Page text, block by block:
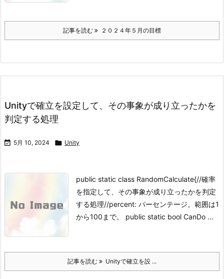
記事を読む ２０２４年５月の目標
Unityで確立を設定して、その事象が成り立ったかを
判定する処理
 5月 10, 2024  Unity
public static class RandomCalculate{//確率
を指定して、その事象が成り立ったかを判定
する処理//percent: パーセンテージ。範囲は1
から100まで。 public static bool CanDo ...
記事を読む Unityで確立を設 ...